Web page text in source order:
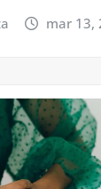
mar 13,